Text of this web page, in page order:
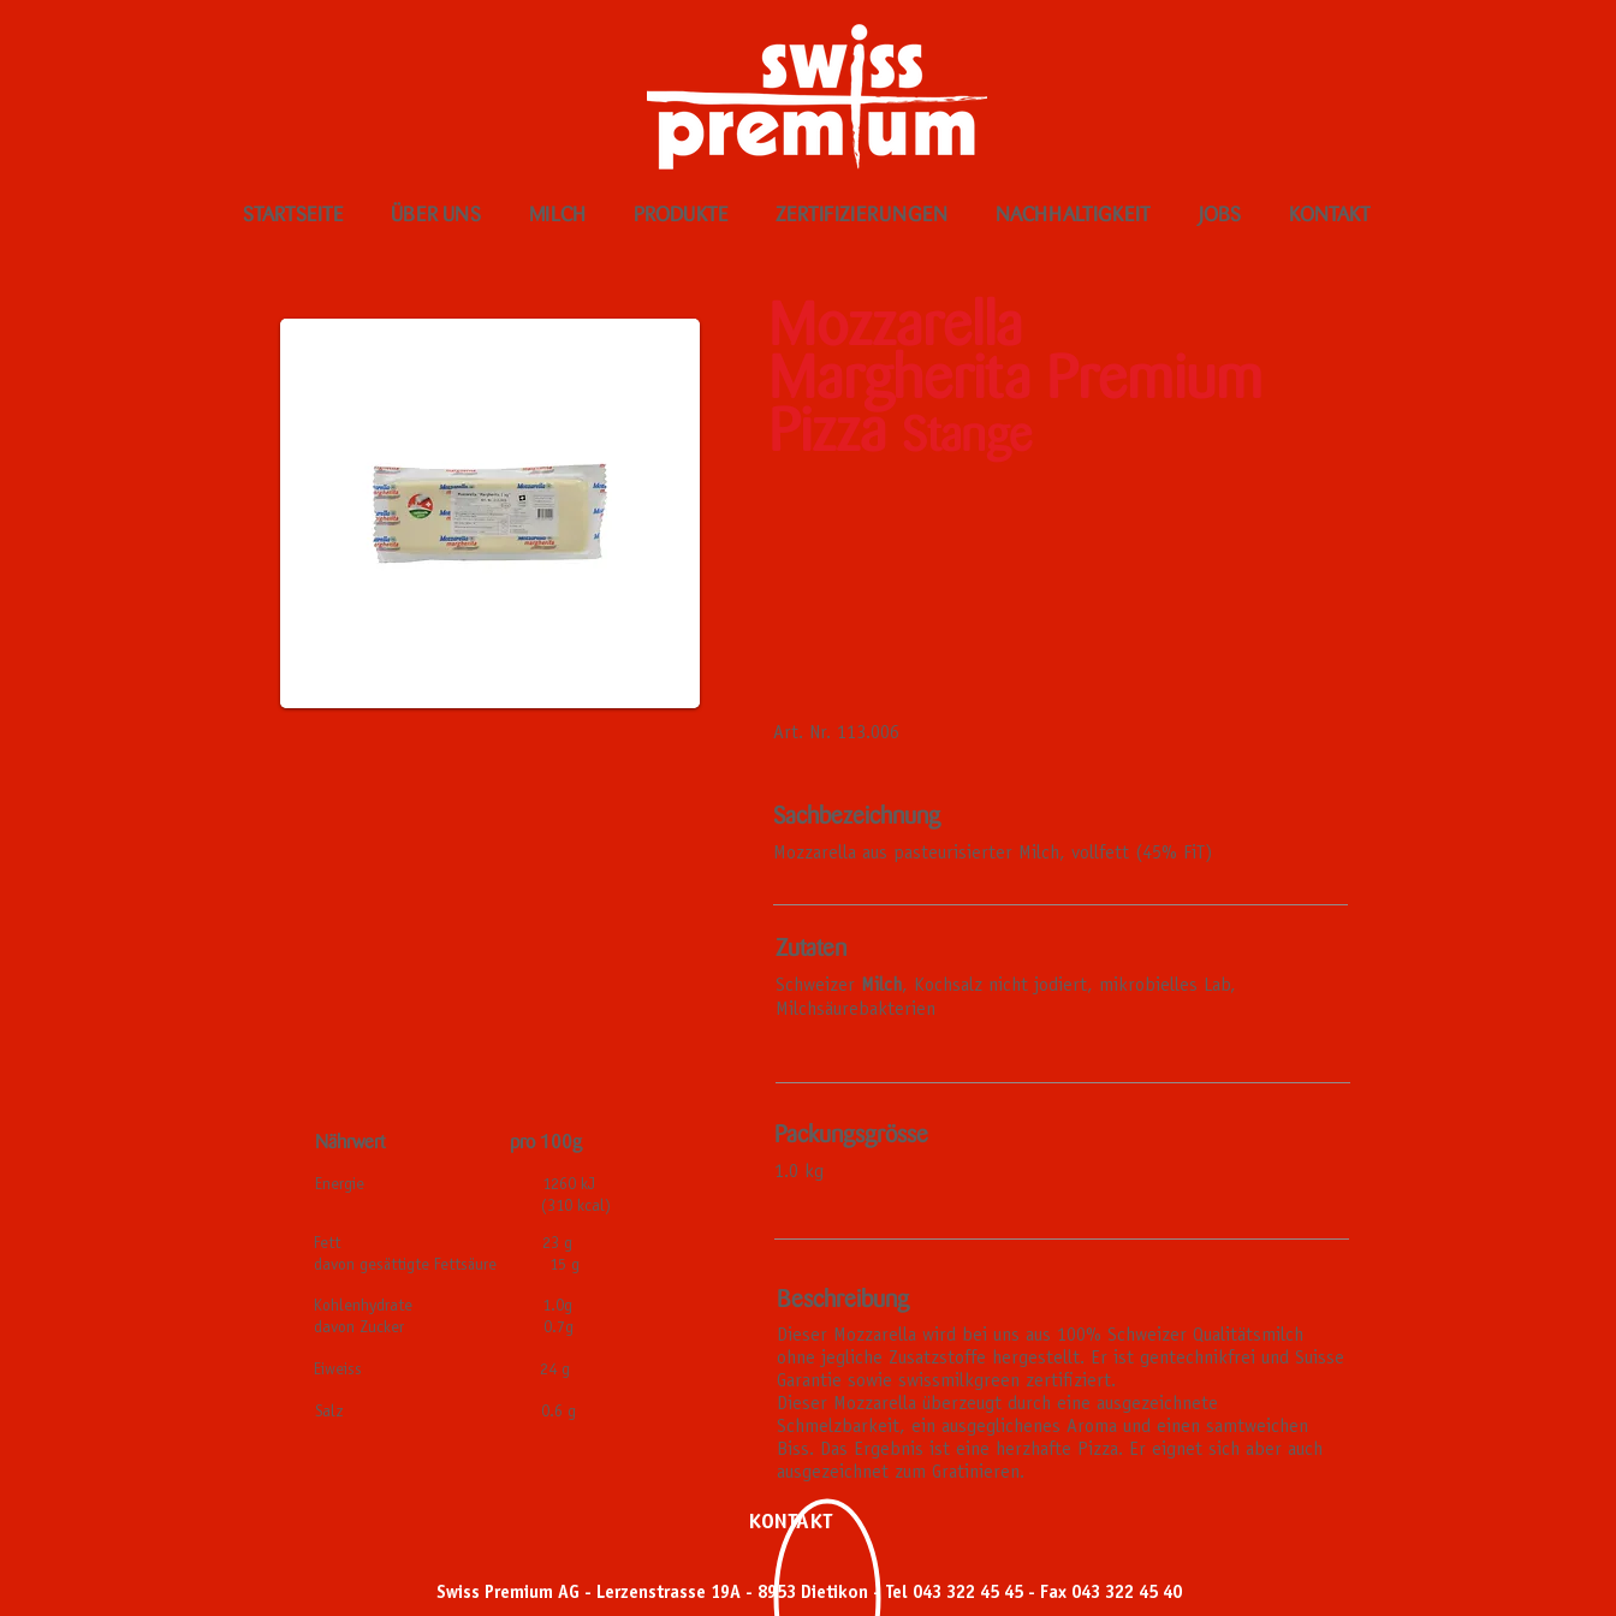
STARTSEITE ÜBER UNS MILCH PRODUKTE ZERTIFIZIERUNGEN NACHHALTIGKEIT JOBS KONTAKT
Mozzarella
Margherita Premium
Pizza Stange
Art. Nr. 113.006
Sachbezeichnung
Mozzarella aus pasteurisierter Milch, vollfett (45% FiT)
Zutaten
Schweizer Milch, Kochsalz nicht jodiert, mikrobielles Lab,
Milchsäurebakterien
Nährwert pro 100g
Energie 1260 kJ
(310 kcal)
Fett 23 g
davon gesättigte Fettsäure 15 g
Kohlenhydrate 1.0g
davon Zucker 0.7g
Eiweiss 24 g
Salz 0.6 g
Packungsgrösse
1.0 kg
Beschreibung
Dieser Mozzarella wird bei uns aus 100% Schweizer Qualitätsmilch
ohne jegliche Zusatzstoffe hergestellt. Er ist gentechnikfrei und Suisse
Garantie sowie swissmilkgreen zertifiziert.
Dieser Mozzarella überzeugt durch eine ausgezeichnete
Schmelzbarkeit, ein ausgeglichenes Aroma und einen samtweichen
Biss. Das Ergebnis ist eine herzhafte Pizza. Er eignet sich aber auch
ausgezeichnet zum Gratinieren.
KONTAKT
Swiss Premium AG - Lerzenstrasse 19A - 8953 Dietikon - Tel 043 322 45 45 - Fax 043 322 45 40